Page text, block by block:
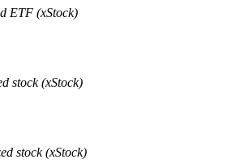
het verdienen van passief inkomen
ETF (xStock)
stock (xStock)
stock (xStock)